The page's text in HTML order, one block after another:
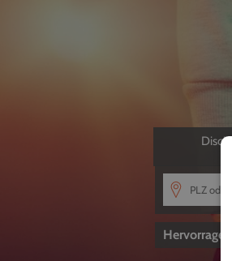
Hervorragend